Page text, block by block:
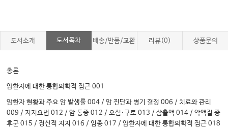
도서소개 도서목차 배송/반품/교환 리뷰(0) 상품문의
총론
암환자에 대한 통합의학적 접근 001
암환자 현황과 주요 암 발생률 004 / 암 진단과 병기 결정 006 / 치료와 관리
009 / 지지요법 012 / 암 통증 012 / 오심·구토 013 / 삼출액 014 / 악액질 증
후군 015 / 정신적 지지 016 / 임종 017 / 암환자에 대한 통합의학적 접근 018